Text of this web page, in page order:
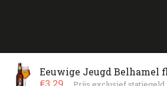
Eeuwige Jeugd Belhamel
€3.29